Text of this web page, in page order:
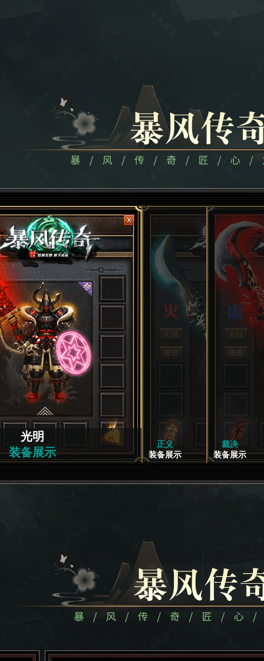
光明
装备展示
正义
装备展示
裁决
装备展示